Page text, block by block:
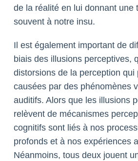
de la réalité en lui donnant une
souvent à notre insu.
Il est également important de
biais des illusions perceptives,
distorsions de la perception qui
causées par des phénomènes
auditifs. Alors que les illusions
relèvent de mécanismes
cognitifs sont liés à nos
profonds et à nos expériences
Néanmoins, tous deux jouent